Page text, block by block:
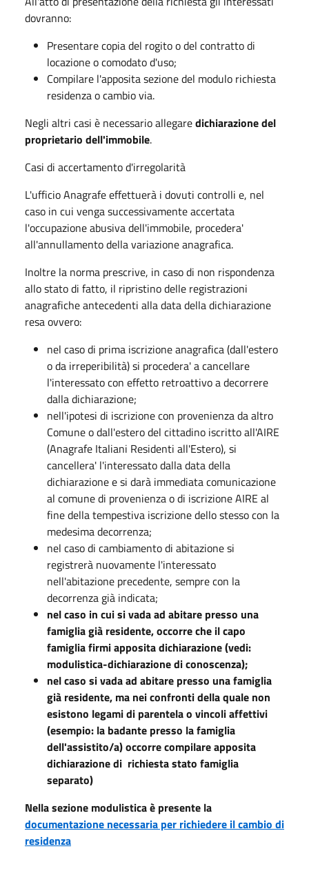
dovranno:
Presentare copia del rogito o del contratto di
locazione o comodato d'uso;
Compilare l'apposita sezione del modulo richiesta
residenza o cambio via.
Negli altri casi è necessario allegaredichiarazione del
proprietario dell'immobile.
Casi di accertamento d'irregolarità
L'ufficio Anagrafe effettuerà i dovuti controlli e, nel
caso in cui venga successivamente accertata
l'occupazione abusiva dell'immobile, procedera'
all'annullamento della variazione anagrafica.
Inoltre la norma prescrive, in caso di non rispondenza
allo stato di fatto, il ripristino delle registrazioni
anagrafiche antecedenti alla data della dichiarazione
resa ovvero:
nel caso di prima iscrizione anagrafica (dall'estero
o da irreperibilità) si procedera' a cancellare
l'interessato con effetto retroattivo a decorrere
dalla dichiarazione;
nell'ipotesi di iscrizione con provenienza da altro
Comune o dall'estero del cittadino iscritto all'AIRE
(Anagrafe Italiani Residenti all'Estero), si
cancellera' l'interessato dalla data della
dichiarazione e si darà immediata comunicazione
al comune di provenienza o di iscrizione AIRE al
fine della tempestiva iscrizione dello stesso con la
medesima decorrenza;
nel caso di cambiamento di abitazione si
registrerà nuovamente l'interessato
nell'abitazione precedente, sempre con la
decorrenza già indicata;
nel caso in cui si vada ad abitare presso una
famiglia già residente, occorre che il capo
famiglia firmi apposita dichiarazione (vedi:
modulistica-dichiarazione di conoscenza);
nel caso si vada ad abitare presso una famiglia
già residente, ma nei confronti della quale non
esistono legami di parentela o vincoli affettivi
(esempio: la badante presso la famiglia
dell'assistito/a) occorre compilare apposita
dichiarazione di richiesta stato famiglia
separato)
Nella sezione modulistica è presente la
documentazione necessaria per richiedere il cambio di
residenza